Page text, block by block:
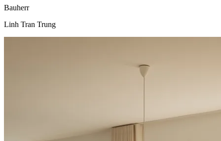
Bauherr
Linh Tran Trung